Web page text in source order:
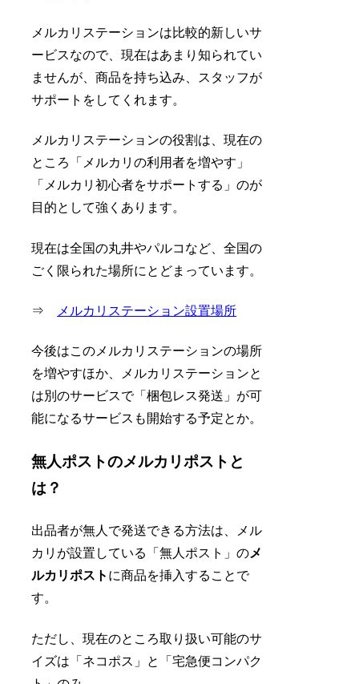
メルカリステーションは比較的新しいサ
ービスなので、現在はあまり知られてい
ませんが、商品を持ち込み、スタッフが
サポートをしてくれます。
メルカリステーションの役割は、現在の
ところ「メルカリの利用者を増やす」
「メルカリ初心者をサポートする」のが
目的として強くあります。
現在は全国の丸井やパルコなど、全国の
ごく限られた場所にとどまっています。
⇒ メルカリステーション設置場所
今後はこのメルカリステーションの場所
を増やすほか、メルカリステーションと
は別のサービスで「梱包レス発送」が可
能になるサービスも開始する予定とか。
無人ポストのメルカリポストと
は？
出品者が無人で発送できる方法は、メル
カリが設置している「無人ポスト」のメ
ルカリポスト に商品を挿入することで
す。
ただし、現在のところ取り扱い可能のサ
イズは「ネコポス」と「宅急便コンパク